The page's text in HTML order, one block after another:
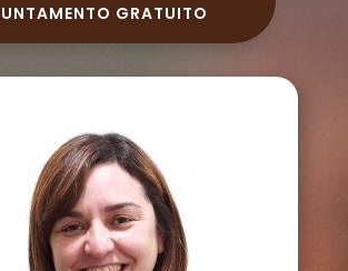
GRATUITO